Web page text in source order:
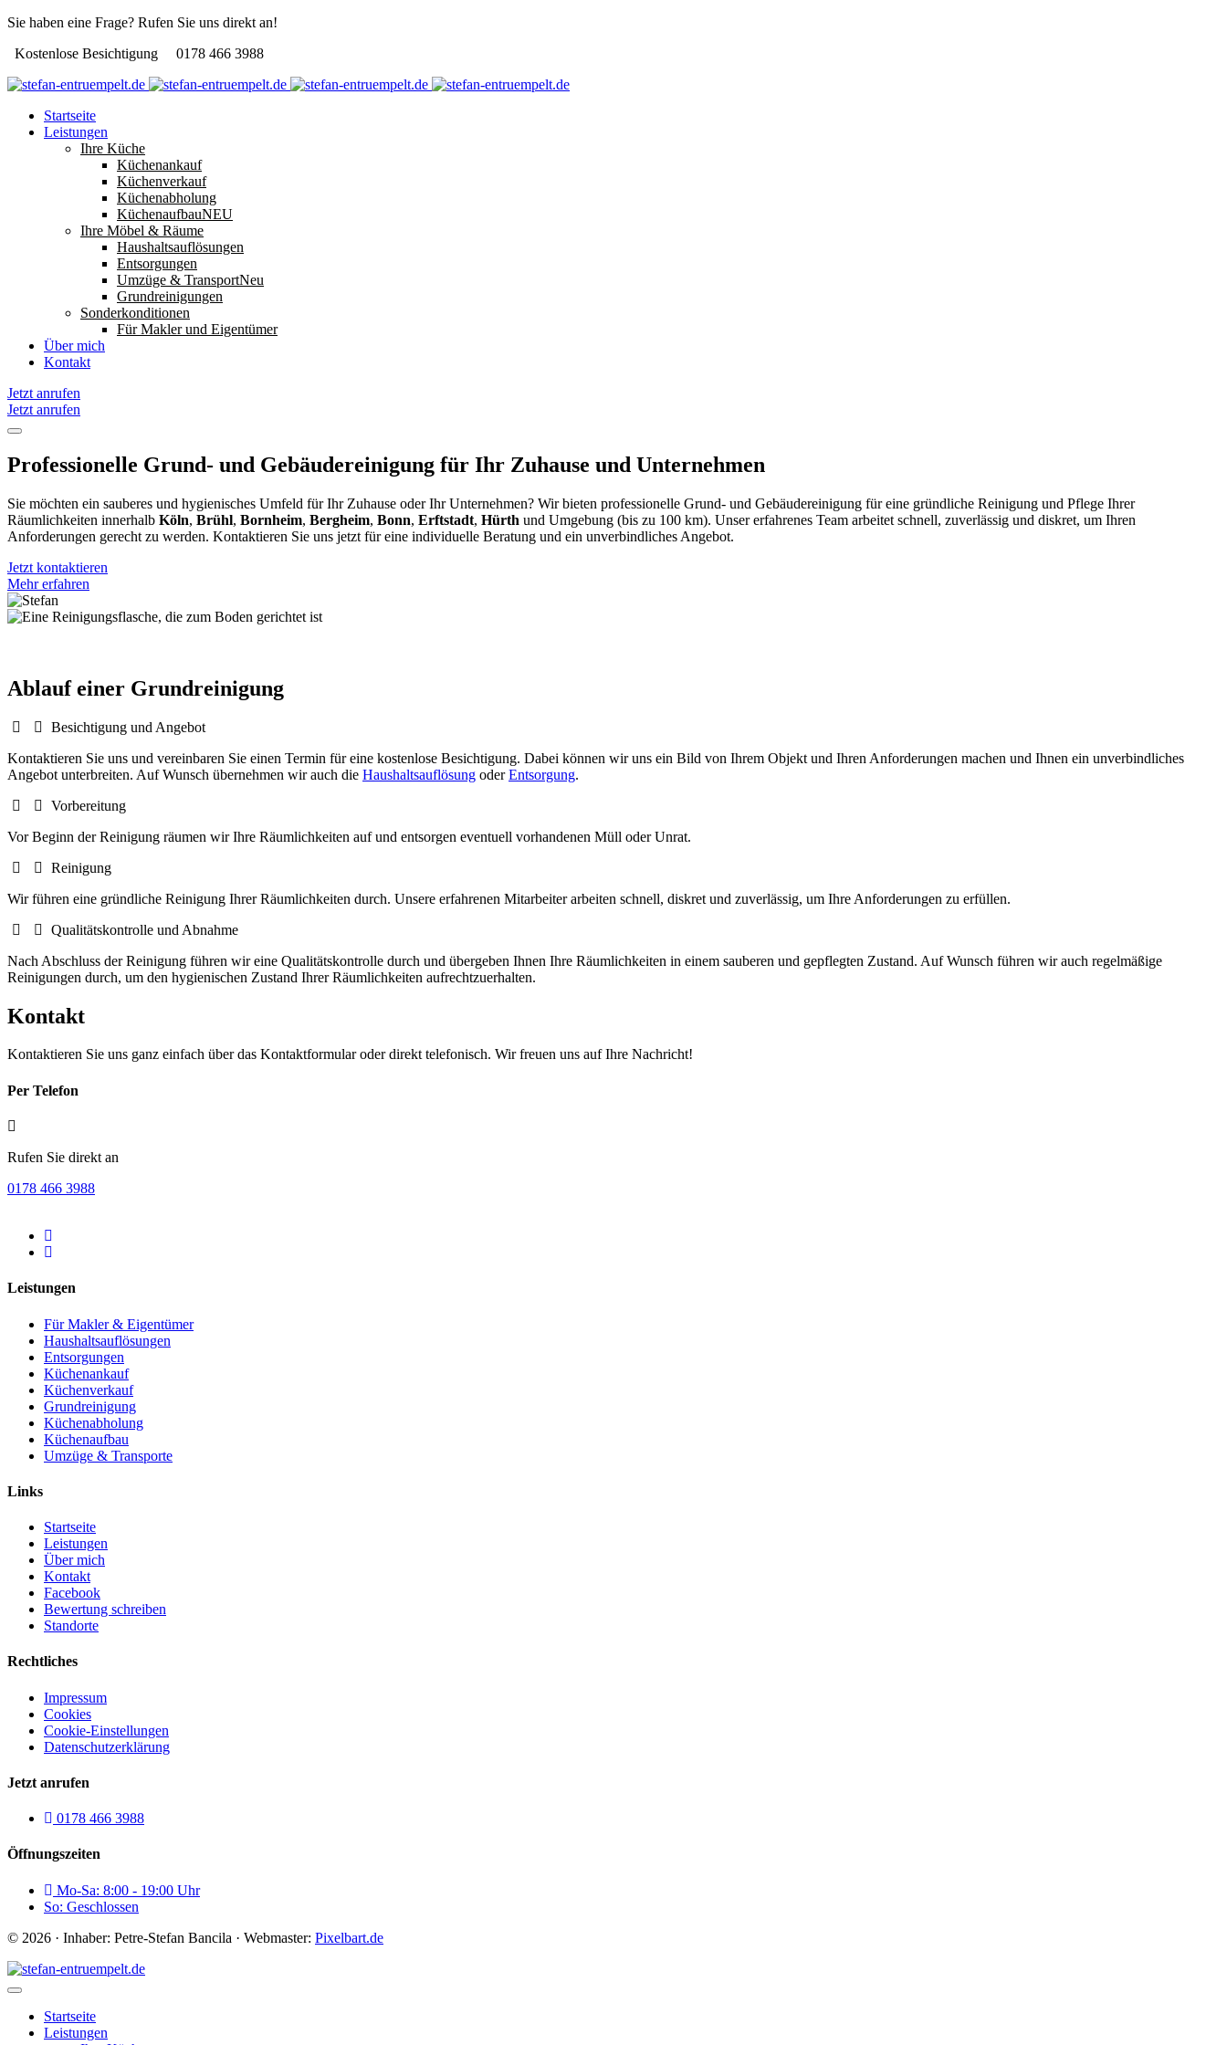
Sie haben eine Frage? Rufen Sie uns direkt an!
Kostenlose Besichtigung
0178 466 3988
Startseite
Leistungen
Ihre Küche
Küchenankauf
Küchenverkauf
Küchenabholung
KüchenaufbauNEU
Ihre Möbel & Räume
Haushaltsauflösungen
Entsorgungen
Umzüge & TransportNeu
Grundreinigungen
Sonderkonditionen
Für Makler und Eigentümer
Über mich
Kontakt
Jetzt anrufen
Jetzt anrufen
Professionelle Grund- und Gebäudereinigung für Ihr Zuhause und Unternehmen
Sie möchten ein sauberes und hygienisches Umfeld für Ihr Zuhause oder Ihr Unternehmen? Wir bieten professionelle Grund- und Gebäudereinigung für eine gründliche Reinigung und Pflege Ihrer
Räumlichkeiten innerhalb Köln, Brühl, Bornheim, Bergheim, Bonn, Erftstadt, Hürth und Umgebung (bis zu 100 km). Unser erfahrenes Team arbeitet schnell, zuverlässig und diskret, um Ihren
Anforderungen gerecht zu werden. Kontaktieren Sie uns jetzt für eine individuelle Beratung und ein unverbindliches Angebot.
Jetzt kontaktieren
Mehr erfahren
Ablauf einer Grundreinigung
Besichtigung und Angebot
Kontaktieren Sie uns und vereinbaren Sie einen Termin für eine kostenlose Besichtigung. Dabei können wir uns ein Bild von Ihrem Objekt und Ihren Anforderungen machen und Ihnen ein unverbindliches
Angebot unterbreiten. Auf Wunsch übernehmen wir auch die Haushaltsauflösung oderEntsorgung.
Vorbereitung
Vor Beginn der Reinigung räumen wir Ihre Räumlichkeiten auf und entsorgen eventuell vorhandenen Müll oder Unrat.
Reinigung
Wir führen eine gründliche Reinigung Ihrer Räumlichkeiten durch. Unsere erfahrenen Mitarbeiter arbeiten schnell, diskret und zuverlässig, um Ihre Anforderungen zu erfüllen.
Qualitätskontrolle und Abnahme
Nach Abschluss der Reinigung führen wir eine Qualitätskontrolle durch und übergeben Ihnen Ihre Räumlichkeiten in einem sauberen und gepflegten Zustand. Auf Wunsch führen wir auch regelmäßige
Reinigungen durch, um den hygienischen Zustand Ihrer Räumlichkeiten aufrechtzuerhalten.
Kontakt
Kontaktieren Sie uns ganz einfach über das Kontaktformular oder direkt telefonisch. Wir freuen uns auf Ihre Nachricht!
Per Telefon
Rufen Sie direkt an
0178 466 3988
Leistungen
Für Makler & Eigentümer
Haushaltsauflösungen
Entsorgungen
Küchenankauf
Küchenverkauf
Grundreinigung
Küchenabholung
Küchenaufbau
Umzüge & Transporte
Links
Startseite
Leistungen
Über mich
Kontakt
Facebook
Bewertung schreiben
Standorte
Rechtliches
Impressum
Cookies
Cookie-Einstellungen
Datenschutzerklärung
Jetzt anrufen
0178 466 3988
Öffnungszeiten
Mo-Sa: 8:00 - 19:00 Uhr
So: Geschlossen
© 2026 · Inhaber: Petre-Stefan Bancila · Webmaster: Pixelbart.de
Startseite
Leistungen